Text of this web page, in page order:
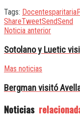
Tags: Docentesparitaria
ShareTweetSendSend
Noticia anterior
Sotolano y Luetic
Mas noticias
Bergman visitó
Noticias